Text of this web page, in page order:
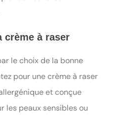
crème à raser
le choix de la bonne
pour une crème à raser
et conçue
les peaux sensibles ou